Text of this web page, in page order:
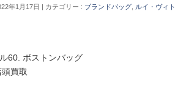
年1月17日 カテゴリー : ブランドバッグ ルイ・ヴィ
60. ボストンバッグ
買取